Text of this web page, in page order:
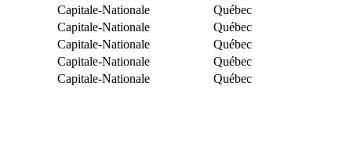
Capitale-Nationale
Québec
Capitale-Nationale
Québec
Capitale-Nationale
Québec
Capitale-Nationale
Québec
Capitale-Nationale Québec